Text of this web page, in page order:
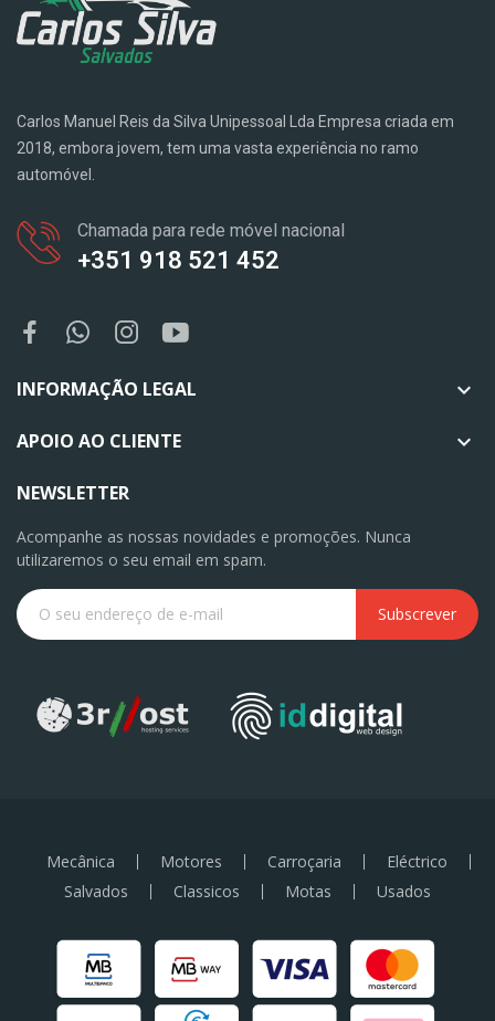
Carlos Manuel Reis da Silva Unipessoal Lda Empresa criada em
2018, embora jovem, tem uma vasta experiência no ramo
automóvel.
Chamada para rede móvel nacional
+351 918 521 452
INFORMAÇÃO LEGAL 
APOIO AO CLIENTE 
NEWSLETTER
Acompanhe as nossas novidades e promoções. Nunca
utilizaremos o seu email em spam.
Subscrever
Mecânica Motores Carroçaria
Eléctrico
Salvados
Classicos Motas Usados